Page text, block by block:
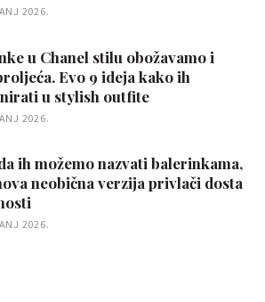
2026.
u Chanel stilu obožavamo i
Evo 9 ideja kako ih
u stylish outfite
2026.
ih možemo nazvati balerinkama,
neobična verzija privlači dosta
2026.